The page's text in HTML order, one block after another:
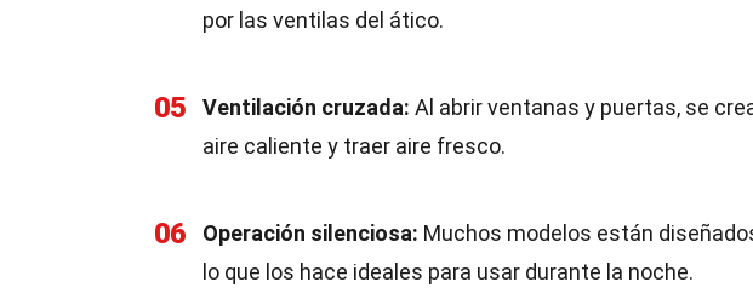
por las ventilas del ático.
05 Ventilación cruzada: Al abrir ventanas y puertas, se
aire caliente y traer aire fresco.
06 Operación silenciosa: Muchos modelos están
lo que los hace ideales para usar durante la noche.